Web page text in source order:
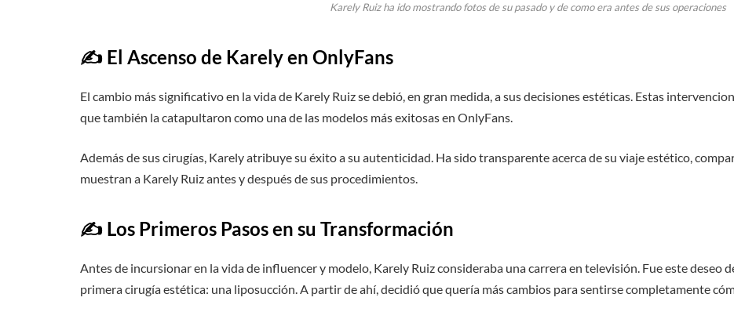
Karely Ruiz ha ido mostrando fotos de su pasado y de como era antes de sus operaciones
✍️ El Ascenso de Karely en OnlyFans
El cambio más significativo en la vida de Karely Ruiz se debió, en gran medida, a sus decisiones estéticas. Estas
que también la catapultaron como una de las modelos más exitosas en OnlyFans.
Además de sus cirugías, Karely atribuye su éxito a su autenticidad. Ha sido transparente acerca de su viaje estético,
muestran a Karely Ruiz antes y después de sus procedimientos.
✍️ Los Primeros Pasos en su Transformación
Antes de incursionar en la vida de influencer y modelo, Karely Ruiz consideraba una carrera en televisión. Fue este deseo
primera cirugía estética: una liposucción. A partir de ahí, decidió que quería más cambios para sentirse completamente